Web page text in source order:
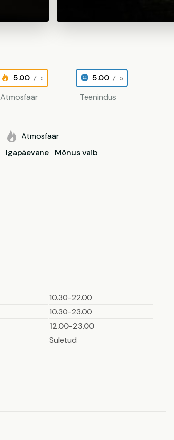
5.00 / 5
Atmosfäär
5.00 / 5
Teenindus
Atmosfäär
Igapäevane
Mõnus vaib
10.30-22.00
10.30-23.00
12.00-23.00
Suletud